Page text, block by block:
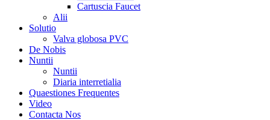
Cartuscia Faucet
Alii
Solutio
Valva globosa PVC
De Nobis
Nuntii
Nuntii
Diaria interretialia
Quaestiones Frequentes
Video
Contacta Nos